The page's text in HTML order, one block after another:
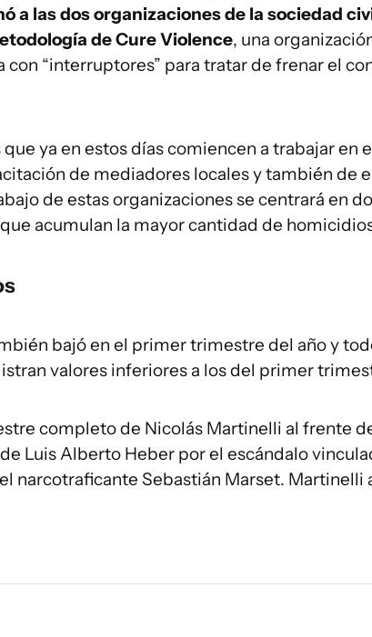
a las dos organizaciones de la sociedad
de Cure Violence, una
“interruptores” para tratar de frenar el
ya en estos días comiencen a trabajar en
de mediadores locales y también de
de estas organizaciones se centrará en
acumulan la mayor cantidad de
bajó en el primer trimestre del año y
valores inferiores a los del primer
completo de Nicolás Martinelli al frente
Luis Alberto Heber por el escándalo
narcotraficante Sebastián Marset. Martinelli